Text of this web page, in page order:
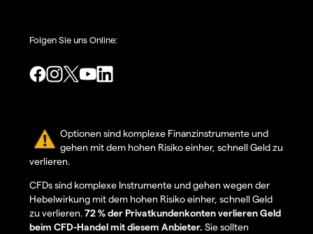
Folgen Sie uns Online:
Optionen sind komplexe Finanzinstrumente und
gehen mit dem hohen Risiko einher, schnell Geld zu
verlieren.
CFDs sind komplexe Instrumente und gehen wegen der
Hebelwirkung mit dem hohen Risiko einher, schnell Geld
zu verlieren.72 % der Privatkundenkonten verlieren Geld
beim CFD-Handel mit diesem Anbieter. Sie sollten